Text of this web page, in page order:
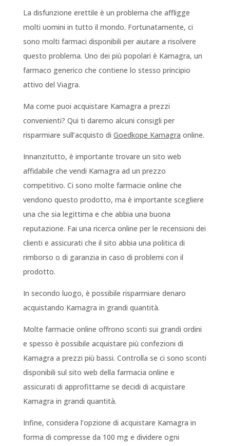
La disfunzione erettile è un problema che affligge
molti uomini in tutto il mondo. Fortunatamente, ci
sono molti farmaci disponibili per aiutare a risolvere
questo problema. Uno dei più popolari è Kamagra, un
farmaco generico che contiene lo stesso principio
attivo del Viagra.
Ma come puoi acquistare Kamagra a prezzi
convenienti? Qui ti daremo alcuni consigli per
risparmiare sull’acquisto di Goedkope Kamagra online.
Innanzitutto, è importante trovare un sito web
affidabile che vendi Kamagra ad un prezzo
competitivo. Ci sono molte farmacie online che
vendono questo prodotto, ma è importante scegliere
una che sia legittima e che abbia una buona
reputazione. Fai una ricerca online per le recensioni dei
clienti e assicurati che il sito abbia una politica di
rimborso o di garanzia in caso di problemi con il
prodotto.
In secondo luogo, è possibile risparmiare denaro
acquistando Kamagra in grandi quantità.
Molte farmacie online offrono sconti sui grandi ordini
e spesso è possibile acquistare più confezioni di
Kamagra a prezzi più bassi. Controlla se ci sono sconti
disponibili sul sito web della farmacia online e
assicurati di approfittarne se decidi di acquistare
Kamagra in grandi quantità.
Infine, considera l’opzione di acquistare Kamagra in
forma di compresse da 100 mg e dividere ogni